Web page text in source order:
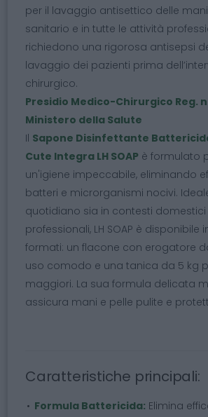
per il lavaggio antisettico delle
sanitario e in tutte le attività
richiedono una rigorosa antisepsi
lavaggio dei pazienti prima
chirurgico.
Presidio Medico-Chirurgico Reg.
Ministero della Salute
Il Sapone Disinfettante
Cute Integra LH SOAP è formulato
un'igiene impeccabile, eliminando
batteri e microrganismi nocivi.
quotidiano sia in contesti domestici
professionali, LH SOAP è disponibile
formati: un flacone con erogatore
uso comodo e una tanica da 5 kg
maggiori. La sua formula delicata
assicura mani e pelle pulite e
Caratteristiche principali:
Formula Battericida: Elimina